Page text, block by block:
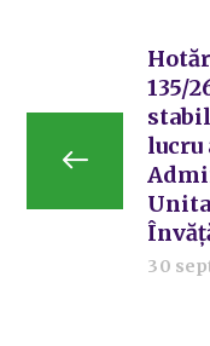
135/
lucru
30